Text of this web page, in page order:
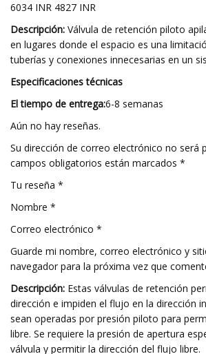
6034 INR 4827 INR
Descripción: Válvula de retención piloto
en lugares donde el espacio es una
tuberías y conexiones innecesarias en un
Especificaciones técnicas
El tiempo de entrega:6-8 semanas
Aún no hay reseñas.
Su dirección de correo electrónico no será
campos obligatorios están marcados *
Tu reseña *
Nombre *
Correo electrónico *
Guarde mi nombre, correo electrónico y
navegador para la próxima vez que
Descripción: Estas válvulas de retención
dirección e impiden el flujo en la dirección
sean operadas por presión piloto para
libre. Se requiere la presión de apertura
válvula y permitir la dirección del flujo libre.